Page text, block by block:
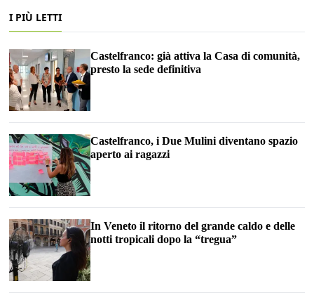
I PIÙ LETTI
Castelfranco: già attiva la Casa di comunità,
presto la sede definitiva
Castelfranco, i Due Mulini diventano spazio
aperto ai ragazzi
In Veneto il ritorno del grande caldo e delle
notti tropicali dopo la “tregua”